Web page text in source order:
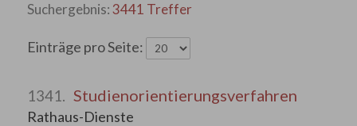
3441 Treffer
Einträge pro Seite:
1341. Studienorientierungsverfahren
Rathaus-Dienste